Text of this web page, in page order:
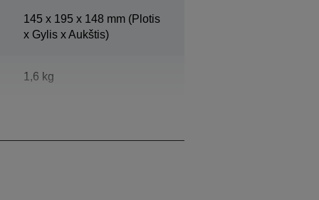
145‎ x 195 x 148 mm (Plotis
x Gylis x Aukštis)
1,6 kg